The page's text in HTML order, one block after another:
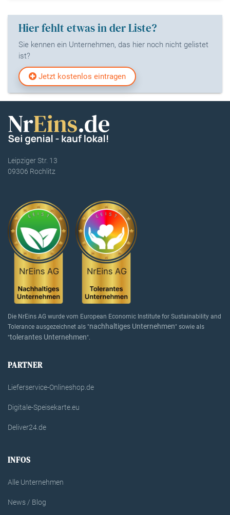
Hier fehlt etwas in der Liste?
Sie kennen ein Unternehmen, das hier noch nicht gelistet
ist?
Jetzt kostenlos eintragen
Leipziger Str. 13
09306 Rochlitz
Die NrEins AG wurde vom European Economic Institute for Sustainability and
Tolerance ausgezeichnet als "nachhaltiges Unternehmen" sowie als
"tolerantes Unternehmen".
PARTNER
Lieferservice-Onlineshop.de
Digitale-Speisekarte.eu
Deliver24.de
INFOS
Alle Unternehmen
News / Blog